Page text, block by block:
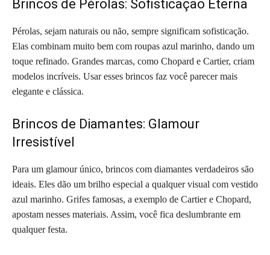
Brincos de Pérolas: Sofisticação Eterna
Pérolas, sejam naturais ou não, sempre significam sofisticação.
Elas combinam muito bem com roupas azul marinho, dando um
toque refinado. Grandes marcas, como Chopard e Cartier, criam
modelos incríveis. Usar esses brincos faz você parecer mais
elegante e clássica.
Brincos de Diamantes: Glamour
Irresistível
Para um glamour único, brincos com diamantes verdadeiros são
ideais. Eles dão um brilho especial a qualquer visual com vestido
azul marinho. Grifes famosas, a exemplo de Cartier e Chopard,
apostam nesses materiais. Assim, você fica deslumbrante em
qualquer festa.